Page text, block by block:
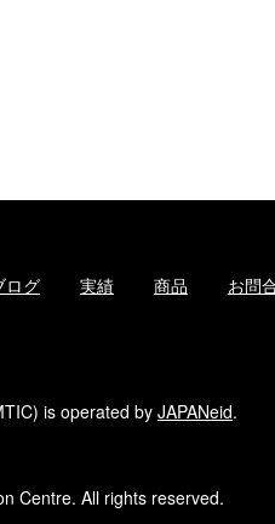
ログ 実績 商品 お問
is operated byJAPANeid.
Centre. All rights reserved.